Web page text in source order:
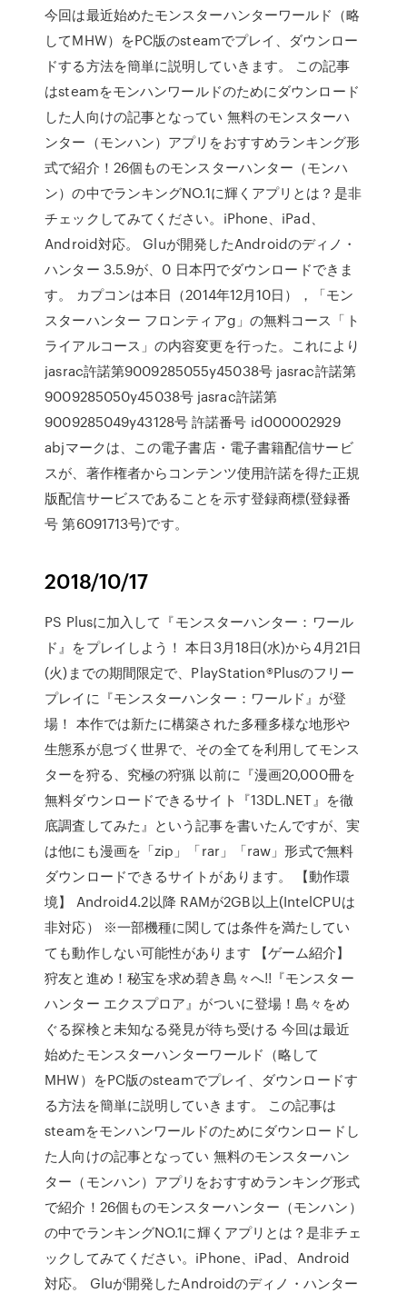
今回は最近始めたモンスターハンターワールド（略
してMHW）をPC版のsteamでプレイ、ダウンロー
ドする方法を簡単に説明していきます。 この記事
はsteamをモンハンワールドのためにダウンロード
した人向けの記事となってい 無料のモンスターハ
ンター（モンハン）アプリをおすすめランキング形
式で紹介！26個ものモンスターハンター（モンハ
ン）の中でランキングNO.1に輝くアプリとは？是非
チェックしてみてください。iPhone、iPad、
Android対応。 Gluが開発したAndroidのディノ・
ハンター 3.5.9が、0 日本円でダウンロードできま
す。 カプコンは本日（2014年12月10日），「モン
スターハンター フロンティアg」の無料コース「ト
ライアルコース」の内容変更を行った。これにより
jasrac許諾第9009285055y45038号 jasrac許諾第
9009285050y45038号 jasrac許諾第
9009285049y43128号 許諾番号 id000002929
abjマークは、この電子書店・電子書籍配信サービ
スが、著作権者からコンテンツ使用許諾を得た正規
版配信サービスであることを示す登録商標(登録番
号 第6091713号)です。
2018/10/17
PS Plusに加入して『モンスターハンター：ワール
ド』をプレイしよう！ 本日3月18日(水)から4月21日
(火)までの期間限定で、PlayStation®Plusのフリー
プレイに『モンスターハンター：ワールド』が登
場！ 本作では新たに構築された多種多様な地形や
生態系が息づく世界で、その全てを利用してモンス
ターを狩る、究極の狩猟 以前に『漫画20,000冊を
無料ダウンロードできるサイト『13DL.NET』を徹
底調査してみた』という記事を書いたんですが、実
は他にも漫画を「zip」「rar」「raw」形式で無料
ダウンロードできるサイトがあります。 【動作環
境】 Android4.2以降 RAMが2GB以上(IntelCPUは
非対応） ※一部機種に関しては条件を満たしてい
ても動作しない可能性があります 【ゲーム紹介】
狩友と進め！秘宝を求め碧き島々へ!!『モンスター
ハンター エクスプロア』がついに登場！島々をめ
ぐる探検と未知なる発見が待ち受ける 今回は最近
始めたモンスターハンターワールド（略して
MHW）をPC版のsteamでプレイ、ダウンロードす
る方法を簡単に説明していきます。 この記事は
steamをモンハンワールドのためにダウンロードし
た人向けの記事となってい 無料のモンスターハン
ター（モンハン）アプリをおすすめランキング形式
で紹介！26個ものモンスターハンター（モンハン）
の中でランキングNO.1に輝くアプリとは？是非チェ
ックしてみてください。iPhone、iPad、Android
対応。 Gluが開発したAndroidのディノ・ハンター